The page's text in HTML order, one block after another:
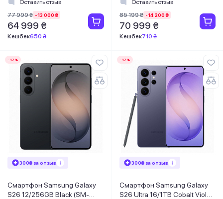
Оставить отзыв
77 999 ₴ -13 000 ₴
64 999 ₴
Кешбек650 ₴
Оставить отзыв
85 199 ₴ -14 200 ₴
70 999 ₴
Кешбек710 ₴
-17%
300₴ за отзыв
Смартфон Samsung Galaxy
S26 12/256GB Black (SM-
-17%
300₴ за отзыв
Смартфон Samsung Galaxy
S26 Ultra 16/1TB Cobalt Violet